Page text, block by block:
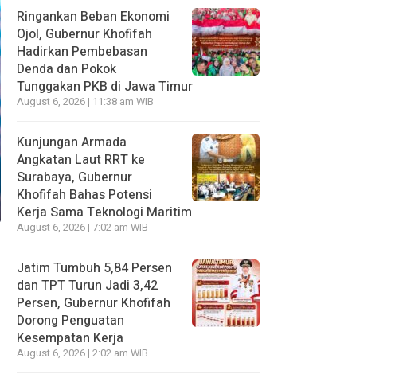
Ringankan Beban Ekonomi
Ojol, Gubernur Khofifah
Hadirkan Pembebasan
Denda dan Pokok
Tunggakan PKB di Jawa Timur
August 6, 2026 | 11:38 am WIB
Kunjungan Armada
Angkatan Laut RRT ke
Surabaya, Gubernur
Khofifah Bahas Potensi
Kerja Sama Teknologi Maritim
August 6, 2026 | 7:02 am WIB
Jatim Tumbuh 5,84 Persen
dan TPT Turun Jadi 3,42
Persen, Gubernur Khofifah
Dorong Penguatan
Kesempatan Kerja
August 6, 2026 | 2:02 am WIB